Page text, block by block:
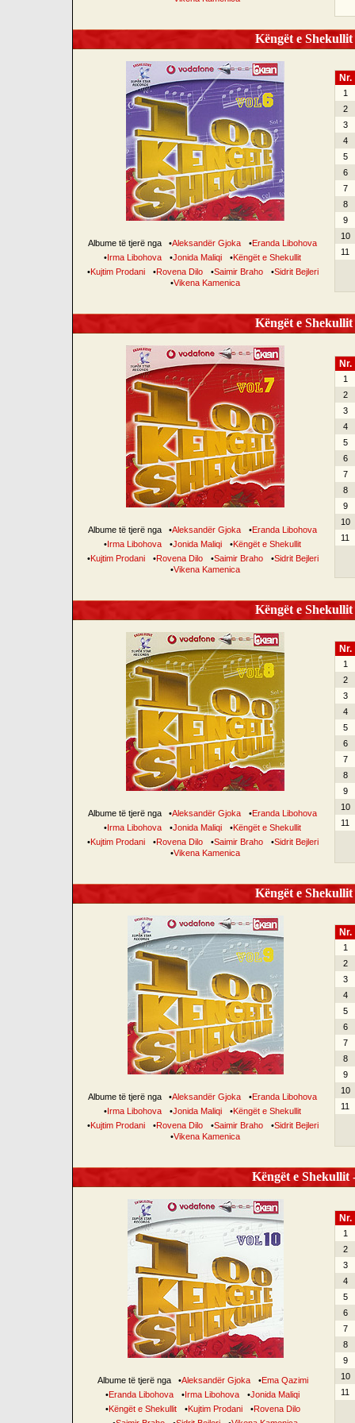
Këngët e
Albume të tjerë nga •Aleksandër Gjoka •Eranda Libohova
•Irma Libohova •Jonida Maliqi •Këngët e Shekullit
•Kujtim Prodani •Rovena Dilo •Saimir Braho •Sidrit Bejleri
•Vikena Kamenica
Nr.
1
2
3
4
5
6
7
8
9
10
11
Këngët e
Albume të tjerë nga •Aleksandër Gjoka •Eranda Libohova
•Irma Libohova •Jonida Maliqi •Këngët e Shekullit
•Kujtim Prodani •Rovena Dilo •Saimir Braho •Sidrit Bejleri
•Vikena Kamenica
Nr.
1
2
3
4
5
6
7
8
9
10
11
Këngët e
Albume të tjerë nga •Aleksandër Gjoka •Eranda Libohova
•Irma Libohova •Jonida Maliqi •Këngët e Shekullit
•Kujtim Prodani •Rovena Dilo •Saimir Braho •Sidrit Bejleri
•Vikena Kamenica
Nr.
1
2
3
4
5
6
7
8
9
10
11
Këngët e
Albume të tjerë nga •Aleksandër Gjoka •Eranda Libohova
•Irma Libohova •Jonida Maliqi •Këngët e Shekullit
•Kujtim Prodani •Rovena Dilo •Saimir Braho •Sidrit Bejleri
•Vikena Kamenica
Nr.
1
2
3
4
5
6
7
8
9
10
11
Këngët e
Albume të tjerë nga •Aleksandër Gjoka •Ema Qazimi
•Eranda Libohova •Irma Libohova •Jonida Maliqi
•Këngët e Shekullit •Kujtim Prodani •Rovena Dilo
Nr.
1
2
3
4
5
6
7
8
9
10
11